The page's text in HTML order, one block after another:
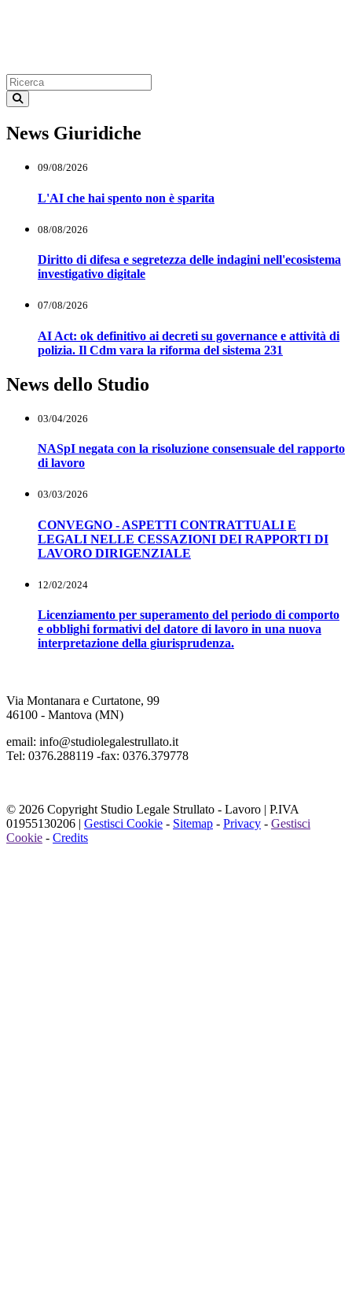
News Giuridiche
09/08/2026
L'AI che hai spento non è sparita
08/08/2026
Diritto di difesa e segretezza delle indagini nell'ecosistema
investigativo digitale
07/08/2026
AI Act: ok definitivo ai decreti su governance e attività di
polizia. Il Cdm vara la riforma del sistema 231
News dello Studio
03/04/2026
NASpI negata con la risoluzione consensuale del rapporto
di lavoro
03/03/2026
CONVEGNO - ASPETTI CONTRATTUALI E
LEGALI NELLE CESSAZIONI DEI RAPPORTI DI
LAVORO DIRIGENZIALE
12/02/2024
Licenziamento per superamento del periodo di comporto
e obblighi formativi del datore di lavoro in una nuova
interpretazione della giurisprudenza.
Via Montanara e Curtatone, 99
46100 - Mantova (MN)
email: info@studiolegalestrullato.it
Tel: 0376.288119 -fax: 0376.379778
© 2026 Copyright Studio Legale Strullato - Lavoro | P.IVA
01955130206 | Gestisci Cookie - Sitemap - Privacy - Gestisci
Cookie - Credits